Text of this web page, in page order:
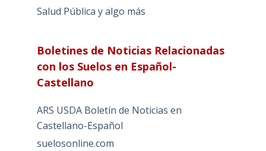
Salud Pública y algo más
Boletines de Noticias Relacionadas
con los Suelos en Español-
Castellano
ARS USDA Boletín de Noticias en
Castellano-Español
suelosonline.com